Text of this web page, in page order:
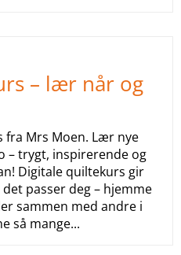
– lær når og
fra Mrs Moen. Lær nye
– trygt, inspirerende og
Digitale quiltekurs gir
passer deg – hjemme
sammen med andre i
så mange...